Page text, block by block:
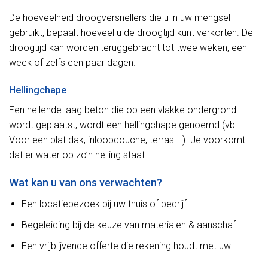
De hoeveelheid droogversnellers die u in uw mengsel
gebruikt, bepaalt hoeveel u de droogtijd kunt verkorten. De
droogtijd kan worden teruggebracht tot twee weken, een
week of zelfs een paar dagen.
Hellingchape
Een hellende laag beton die op een vlakke ondergrond
wordt geplaatst, wordt een hellingchape genoemd (vb.
Voor een plat dak, inloopdouche, terras …). Je voorkomt
dat er water op zo’n helling staat.
Wat kan u van ons verwachten?
Een locatiebezoek bij uw thuis of bedrijf.
Begeleiding bij de keuze van materialen & aanschaf.
Een vrijblijvende offerte die rekening houdt met uw